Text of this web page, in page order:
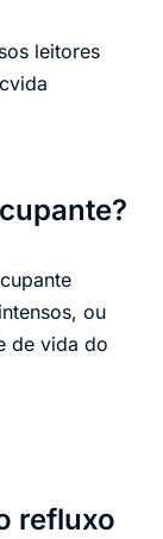
leitores
ou
de vida do
refluxo